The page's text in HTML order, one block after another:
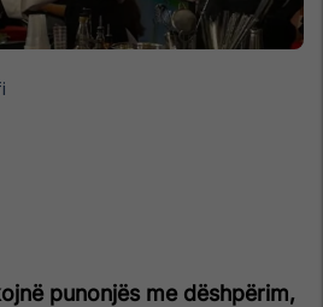
punonjës me dëshpërim,